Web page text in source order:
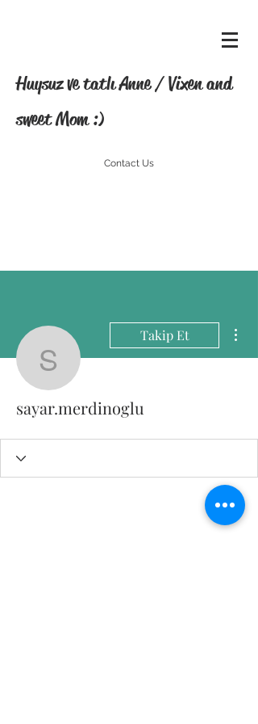
Huysuz ve tatlı Anne / Vixen and
sweet Mom :)
Contact Us
sayar.merdinoglu
Takip Et
sayar.merdinoglu